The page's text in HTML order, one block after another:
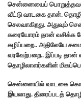
சென்னையைப் பொறுத்தவரை
வீட்டு வாடகை தான்.
செலவாகிறது. அதுவும்
கரையோரம் தான் வசிக்க
கழிப்பறை.. அதிலேயே
வரவேற்பறை.. இப்படி தான்
தொழிலாளர்களின்
சென்னையில் வாடகை
இயலாது. திரைப்படத்